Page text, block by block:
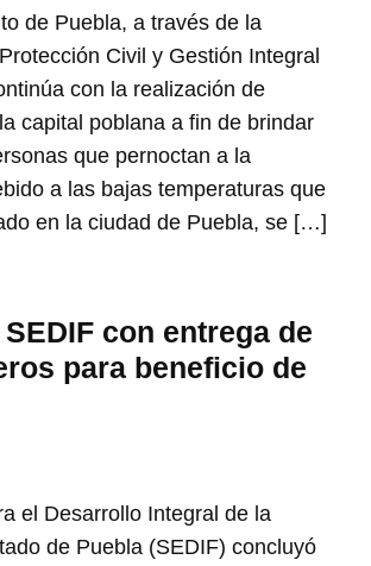
de Puebla, a través de la
Civil y Gestión Integral
con la realización de
capital poblana a fin de brindar
que pernoctan a la
a las bajas temperaturas que
en la ciudad de Puebla, se […]
con entrega de
para beneficio de
el Desarrollo Integral de la
de Puebla (SEDIF) concluyó